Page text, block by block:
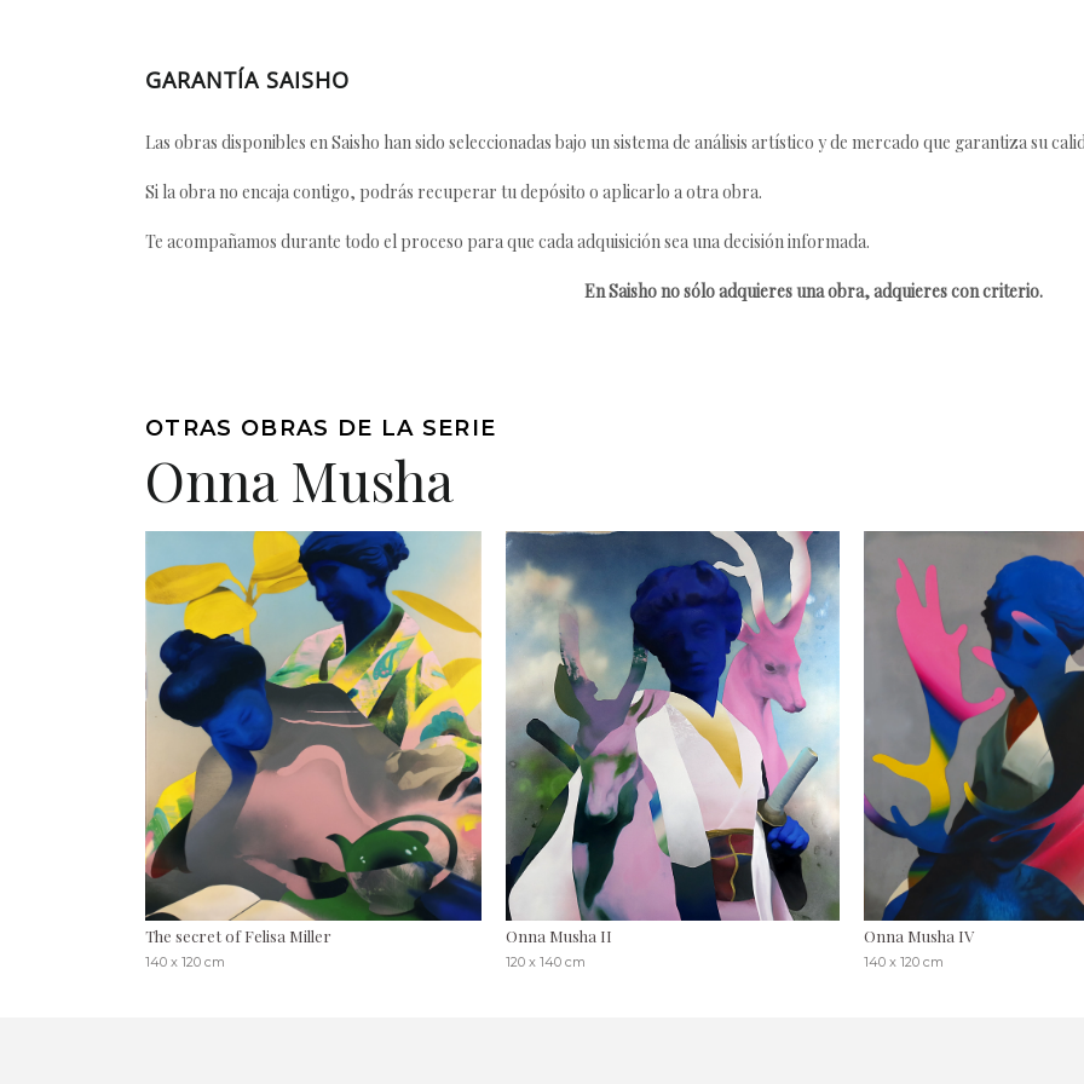
GARANTÍA SAISHO
Las obras disponibles en Saisho han sido seleccionadas bajo un sistema de análisis artístico y de mercado que garantiza su
Si la obra no encaja contigo, podrás recuperar tu depósito o aplicarlo a otra obra.
Te acompañamos durante todo el proceso para que cada adquisición sea una decisión informada.
En Saisho no sólo adquieres una obra, adquieres con criterio.
OTRAS OBRAS DE LA SERIE
Onna Musha
The secret of Felisa Miller
140 x 120 cm
Onna Musha II
120 x 140 cm
Onna Musha IV
140 x 120 cm